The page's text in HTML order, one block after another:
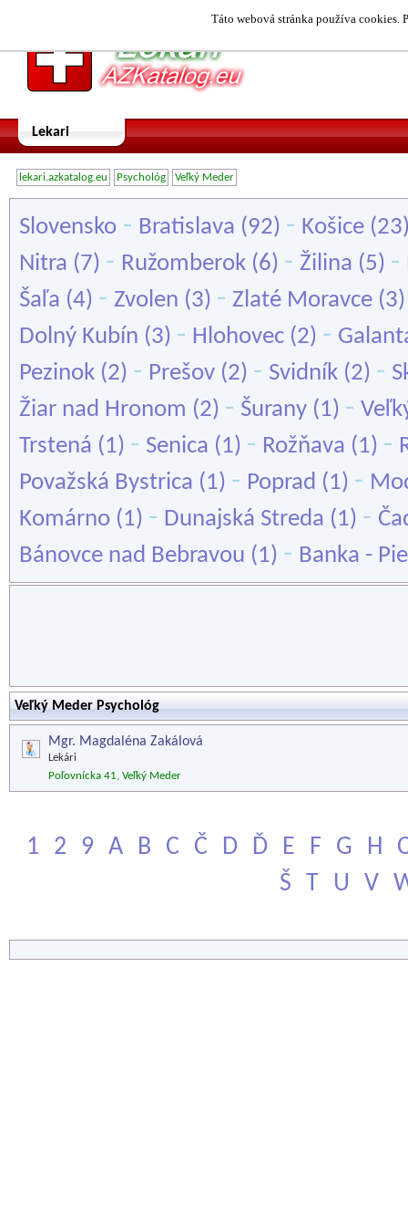
Táto webová stránka používa cookies.
Lekari
lekari.azkatalog.eu Psychológ Veľký Meder
Slovensko - Bratislava (92) - Košice
Nitra (7) - Ružomberok (6) - Žilina (5) -
Šaľa (4) - Zvolen (3) - Zlaté Moravce
Dolný Kubín (3) - Hlohovec (2) -
Pezinok (2) - Prešov (2) - Svidník (2) -
Žiar nad Hronom (2) - Šurany (1) -
Trstená (1) - Senica (1) - Rožňava (1) -
Považská Bystrica (1) - Poprad (1) -
Komárno (1) - Dunajská Streda (1) -
Bánovce nad Bebravou (1) - Banka -
Veľký Meder Psychológ
Mgr. Magdaléna Zakálová
Lekári
Poľovnícka 41, Veľký Meder
1 2 9 A B C Č D Ď E F G H
Š
T U V